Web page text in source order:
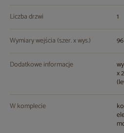
Liczba drzwi 1
Wymiary wejścia (szer. x wys.)
Dodatkowe informacje
x
W komplecie